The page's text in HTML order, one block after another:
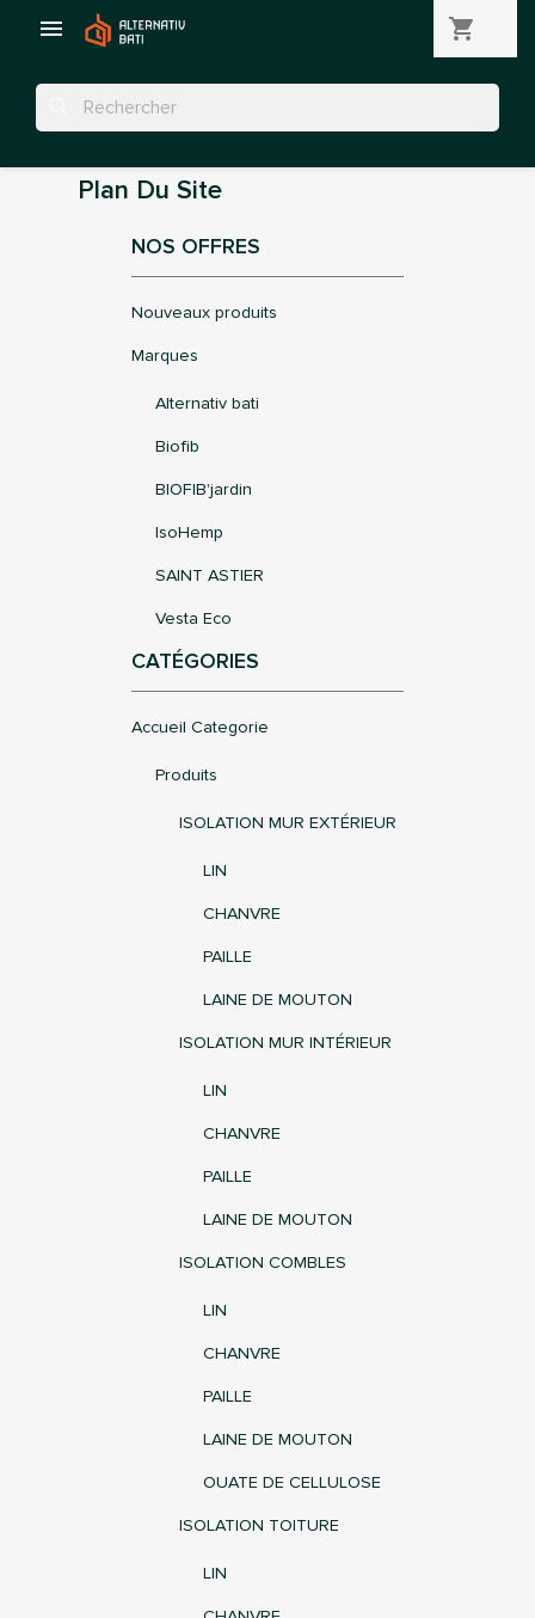
 shopping_cart
Plan Du Site
NOS OFFRES
Nouveaux produits
Marques
Alternativ bati
Biofib
BIOFIB'jardin
IsoHemp
SAINT ASTIER
Vesta Eco
CATÉGORIES
Accueil Categorie
Produits
ISOLATION MUR EXTÉRIEUR
LIN
CHANVRE
PAILLE
LAINE DE MOUTON
ISOLATION MUR INTÉRIEUR
LIN
CHANVRE
PAILLE
LAINE DE MOUTON
ISOLATION COMBLES
LIN
CHANVRE
PAILLE
LAINE DE MOUTON
OUATE DE CELLULOSE
ISOLATION TOITURE
LIN